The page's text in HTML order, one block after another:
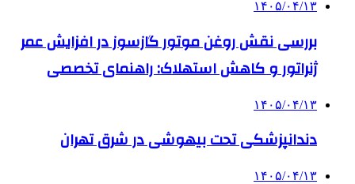
۱۴۰۵/۰۴/۱۳
بررسی نقش روغن موتور گازسوز در افزایش عمر
ژنراتور و کاهش استهلاک: راهنمای تخصصی
۱۴۰۵/۰۴/۱۳
دندانپزشکی تحت بیهوشی در شرق تهران
۱۴۰۵/۰۴/۱۳